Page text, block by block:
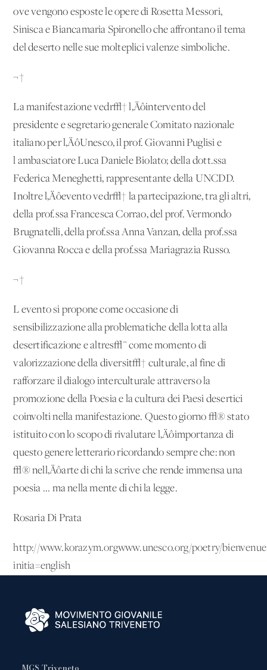
ove vengono esposte le opere di Rosetta Messori,
Sinisca e Biancamaria Spironello che affrontano il tema
del deserto nelle sue molteplici valenze simboliche.
¬†
La manifestazione vedr√† l‚Äôintervento del
presidente e segretario generale Comitato nazionale
italiano per l‚ÄôUnesco, il prof. Giovanni Puglisi e
l'ambasciatore Luca Daniele Biolato; della dott.ssa
Federica Meneghetti, rappresentante della UNCDD.
Inoltre l‚Äôevento vedr√† la partecipazione, tra gli altri,
della prof.ssa Francesca Corrao, del prof. Vermondo
Brugnatelli, della prof.ssa Anna Vanzan, della prof.ssa
Giovanna Rocca e della prof.ssa Mariagrazia Russo.
¬†
L'evento si propone come occasione di
sensibilizzazione alla problematiche della lotta alla
desertificazione e altres√¨ come momento di
valorizzazione della diversit√† culturale, al fine di
rafforzare il dialogo interculturale attraverso la
promozione della Poesia e la cultura dei Paesi desertici
coinvolti nella manifestazione. Questo giorno √® stato
istituito con lo scopo di rivalutare l‚Äôimportanza di
questo genere letterario ricordando sempre che: non
√® nell‚Äôarte di chi la scrive che rende immensa una
poesia ... ma nella mente di chi la legge.
Rosaria Di Prata
http://www.korazym.orgwww.unesco.org/poetry/
initia=english